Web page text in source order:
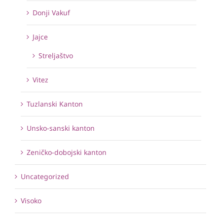
Donji Vakuf
Jajce
Streljaštvo
Vitez
Tuzlanski Kanton
Unsko-sanski kanton
Zeničko-dobojski kanton
Uncategorized
Visoko